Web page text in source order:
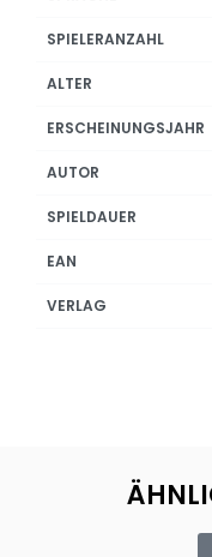
SPIELERANZAHL
ALTER
ERSCHEINUNGSJAHR
AUTOR
SPIELDAUER
EAN
VERLAG